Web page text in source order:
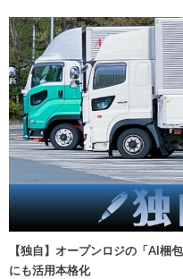
【独自】オープンロジの「AI梱
にも活用本格化